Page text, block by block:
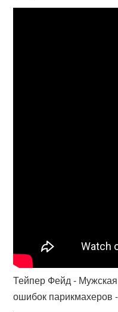
Тейпер Фейд -
ошибок парикмахеров